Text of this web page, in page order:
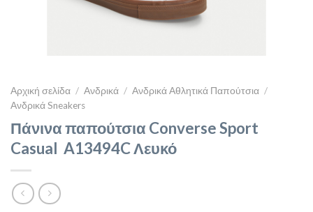
Αρχική σελίδα / Ανδρικά / Ανδρικά Αθλητικά Παπούτσια /
Ανδρικά Sneakers
Πάνινα παπούτσια Converse Sport
Casual A13494C Λευκό